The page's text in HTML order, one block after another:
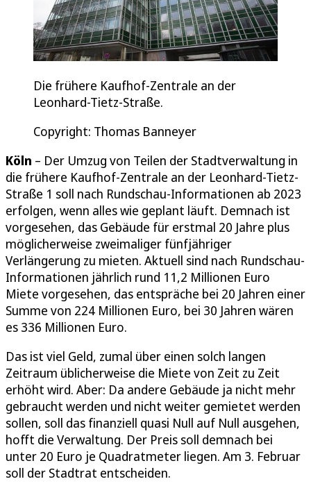
Die frühere Kaufhof-Zentrale an der
Leonhard-Tietz-Straße.
Copyright: Thomas Banneyer
Köln – Der Umzug von Teilen der Stadtverwaltung in
die frühere Kaufhof-Zentrale an der Leonhard-Tietz-
Straße 1 soll nach Rundschau-Informationen ab 2023
erfolgen, wenn alles wie geplant läuft. Demnach ist
vorgesehen, das Gebäude für erstmal 20 Jahre plus
möglicherweise zweimaliger fünfjähriger
Verlängerung zu mieten. Aktuell sind nach Rundschau-
Informationen jährlich rund 11,2 Millionen Euro
Miete vorgesehen, das entspräche bei 20 Jahren einer
Summe von 224 Millionen Euro, bei 30 Jahren wären
es 336 Millionen Euro.
Das ist viel Geld, zumal über einen solch langen
Zeitraum üblicherweise die Miete von Zeit zu Zeit
erhöht wird. Aber: Da andere Gebäude ja nicht mehr
gebraucht werden und nicht weiter gemietet werden
sollen, soll das finanziell quasi Null auf Null ausgehen,
hofft die Verwaltung. Der Preis soll demnach bei
unter 20 Euro je Quadratmeter liegen. Am 3. Februar
soll der Stadtrat entscheiden.